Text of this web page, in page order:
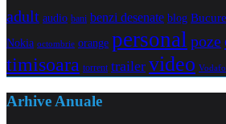
adult audio bani benzi desenate blog
Nokia octombrie orange personal poze
timisoara torrent trailer video
Arhive Anuale